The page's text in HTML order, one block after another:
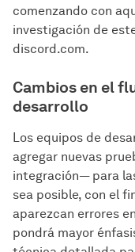
comenzando con
investigación de
discord.com.
Cambios en el
desarrollo
Los equipos de
agregar nuevas
integración— para
sea posible, con el
aparezcan errores
pondrá mayor